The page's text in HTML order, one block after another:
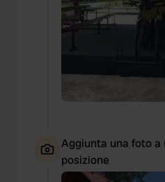
Aggiunta una foto a
posizione